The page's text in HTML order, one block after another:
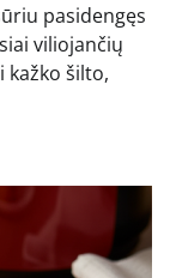
pasidengęs
viliojančių
kažko šilto,